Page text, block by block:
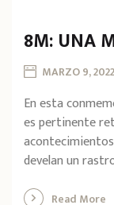
8M: UNA
MARZO 9, 2022
En esta
es pertinente
develan un
Read More